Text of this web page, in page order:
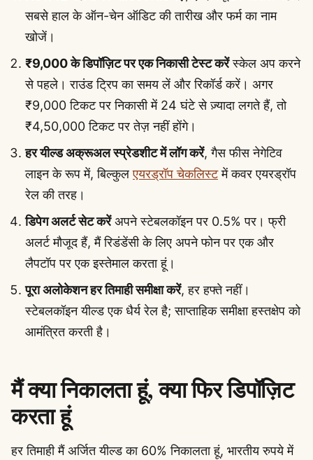
सबसे हाल के ऑन-चेन ऑडिट की तारीख और फर्म का नाम
खोजें।
₹9,000 के डिपॉज़िट पर एक निकासी टेस्ट करेंस्केल अप करने
से पहले। राउंड ट्रिप का समय लें और रिकॉर्ड करें। अगर
₹9,000 टिकट पर निकासी में 24 घंटे से ज़्यादा लगते हैं, तो
₹4,50,000 टिकट पर तेज़ नहीं होंगे।
हर यील्ड अक्रूअल स्प्रेडशीट में लॉग करें, गैस फीस नेगेटिव
लाइन के रूप में, बिल्कुलएयरड्रॉप चेकलिस्टमें कवर एयरड्रॉप
रेल की तरह।
डिपेग अलर्ट सेट करेंअपने स्टेबलकॉइन पर 0.5% पर। फ्री
अलर्ट मौजूद हैं, मैं रिडंडेंसी के लिए अपने फोन पर एक और
लैपटॉप पर एक इस्तेमाल करता हूं।
पूरा अलोकेशन हर तिमाही समीक्षा करें, हर हफ्ते नहीं।
स्टेबलकॉइन यील्ड एक धैर्य रेल है; साप्ताहिक समीक्षा हस्तक्षेप को
आमंत्रित करती है।
मैं क्या निकालता हूं, क्या फिर डिपॉज़िट
करता हूं
हर तिमाही मैं अर्जित यील्ड का 60% निकालता हूं, भारतीय रुपये में